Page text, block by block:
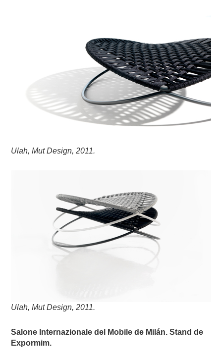
Ulah, Mut Design, 2011.
Ulah, Mut Design, 2011.
Salone Internazionale del Mobile de Milán. Stand de
Expormim.